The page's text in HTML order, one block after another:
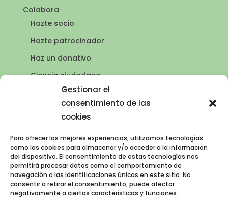
Gestionar el
consentimiento de las
cookies
Para ofrecer las mejores experiencias, utilizamos tecnologías
como las cookies para almacenar y/o acceder a la información
del dispositivo. El consentimiento de estas tecnologías nos
permitirá procesar datos como el comportamiento de
navegación o las identificaciones únicas en este sitio. No
consentir o retirar el consentimiento, puede afectar
negativamente a ciertas características y funciones.
Colabora
Hazte socio
Hazte patrocinador
Haz un donativo
Ciencia ciudadana
Puntos de agua
AVISO LEGAL
Política de privacidad
Política de cookies (UE)